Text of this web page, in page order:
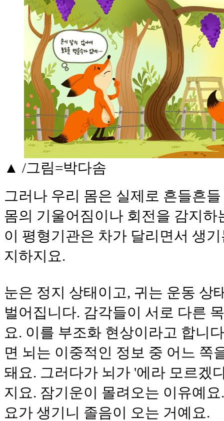
▲ /그림=박다솜
그러나 우리 몸은 실제로 흔들흔
몸의 기울어짐이나 회전을 감지하
이 평형기관은 차가 달리면서 생
지하지요.
눈은 정지 상태이고, 귀는 운동 상
벌어집니다. 감각들이 서로 다른
요. 이를 부조화 현상이라고 합니
면 뇌는 이중적인 정보 중 어느 쪽
돼요. 그러다가 뇌가 '에라 모르겠
지요. 잠기운이 몰려오는 이유예
요가 생기니 졸음이 오는 거예요.